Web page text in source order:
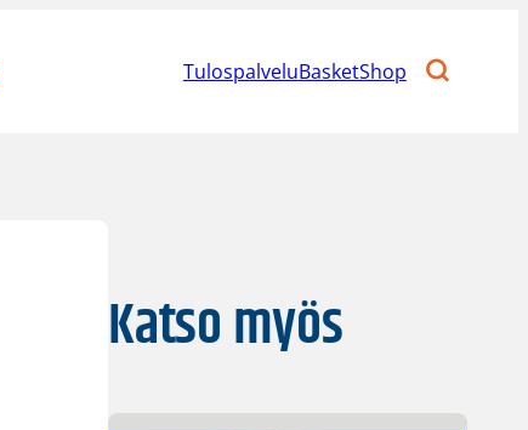
TulospalveluBasketShop
Katso myös